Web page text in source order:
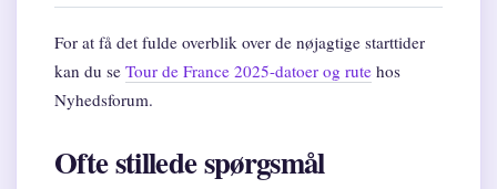
For at få det fulde overblik over de nøjagtige starttider
kan du se Tour de France 2025-datoer og rute hos
Nyhedsforum.
Ofte stillede spørgsmål